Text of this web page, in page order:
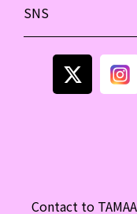
SNS
Contact to